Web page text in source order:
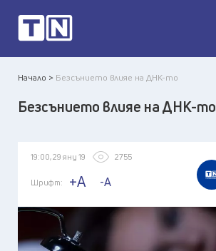
Начало > Безсънието влияе на ДНК-то
Безсънието влияе на ДНК-то
19:00, 29 яну 19 2755
Шрифт: +A -A